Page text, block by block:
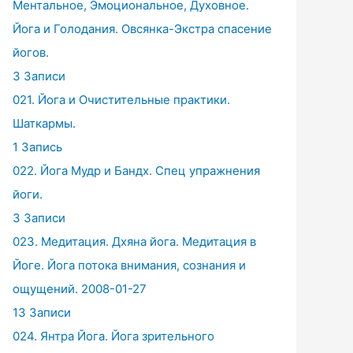
Ментальное, Эмоциональное, Духовное.
Йога и Голодания. Овсянка-Экстра спасение
йогов.
3 Записи
021. Йога и Очистительные практики.
Шаткармы.
1 Запись
022. Йога Мудр и Бандх. Спец упражнения
йоги.
3 Записи
023. Медитация. Дхяна йога. Медитация в
Йоге. Йога потока внимания, сознания и
ощущений. 2008-01-27
13 Записи
024. Янтра Йога. Йога зрительного